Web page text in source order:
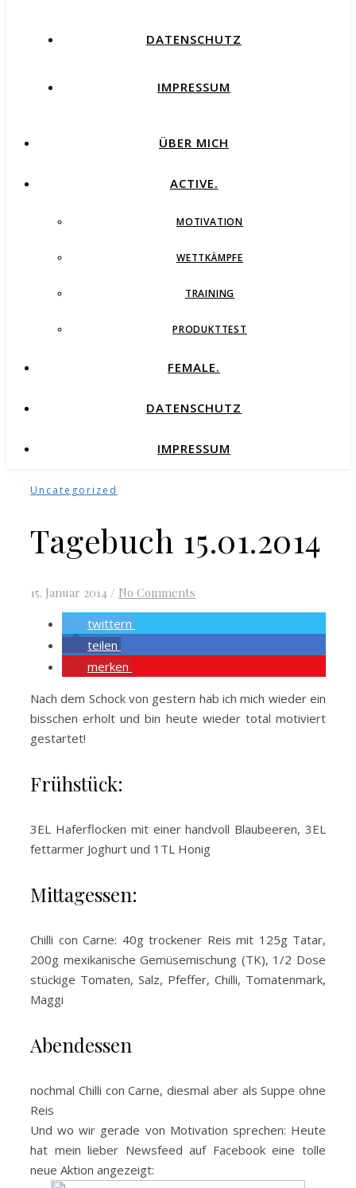
DATENSCHUTZ
IMPRESSUM
ÜBER MICH
ACTIVE.
MOTIVATION
WETTKÄMPFE
TRAINING
PRODUKTTEST
FEMALE.
DATENSCHUTZ
IMPRESSUM
Uncategorized
Tagebuch 15.01.2014
15. Januar 2014 / No Comments
twittern
teilen
merken
Nach dem Schock von gestern hab ich mich wieder ein
bisschen erholt und bin heute wieder total motiviert
gestartet!
Frühstück:
3EL Haferflocken mit einer handvoll Blaubeeren, 3EL
fettarmer Joghurt und 1TL Honig
Mittagessen:
Chilli con Carne: 40g trockener Reis mit 125g Tatar,
200g mexikanische Gemüsemischung (TK), 1/2 Dose
stückige Tomaten, Salz, Pfeffer, Chilli, Tomatenmark,
Maggi
Abendessen
nochmal Chilli con Carne, diesmal aber als Suppe ohne
Reis
Und wo wir gerade von Motivation sprechen: Heute
hat mein lieber Newsfeed auf Facebook eine tolle
neue Aktion angezeigt: